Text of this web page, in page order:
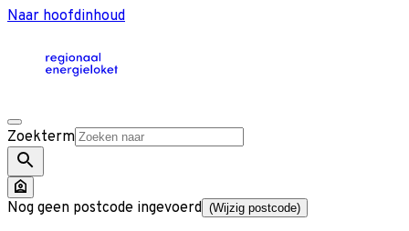
Naar hoofdinhoud
Zoekterm
Nog geen postcode ingevoerd (Wijzig postcode)